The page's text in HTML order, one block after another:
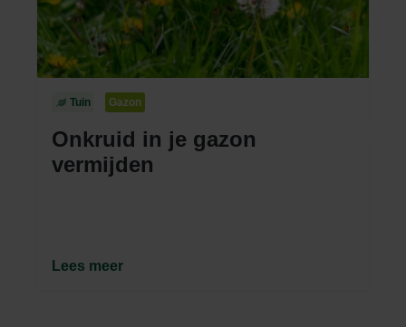
Tuin Gazon
Onkruid in je gazon
vermijden
Lees meer